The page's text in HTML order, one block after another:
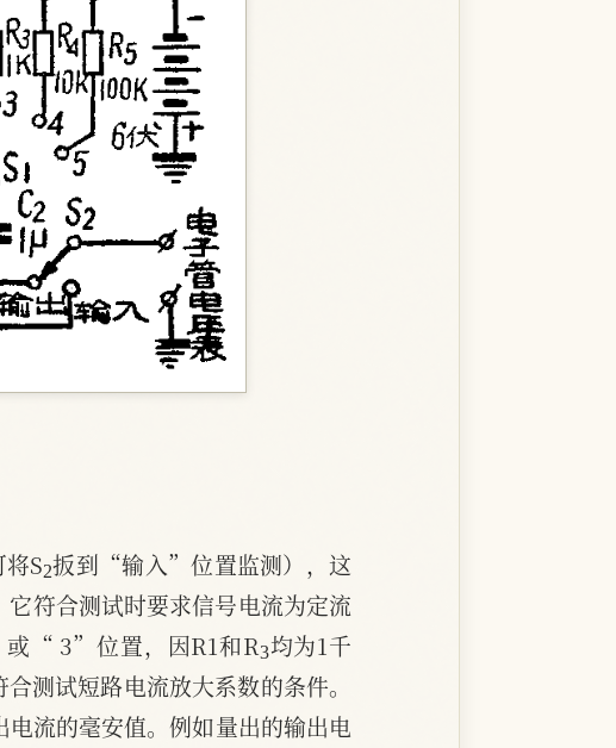
S
2
扳到“输入”位置监测），这
它符合测试时要求信号电流为定流
“ 3”位置，因R1和R
3
均为1千
测试短路电流放大系数的条件。
流的毫安值。例如量出的输出电